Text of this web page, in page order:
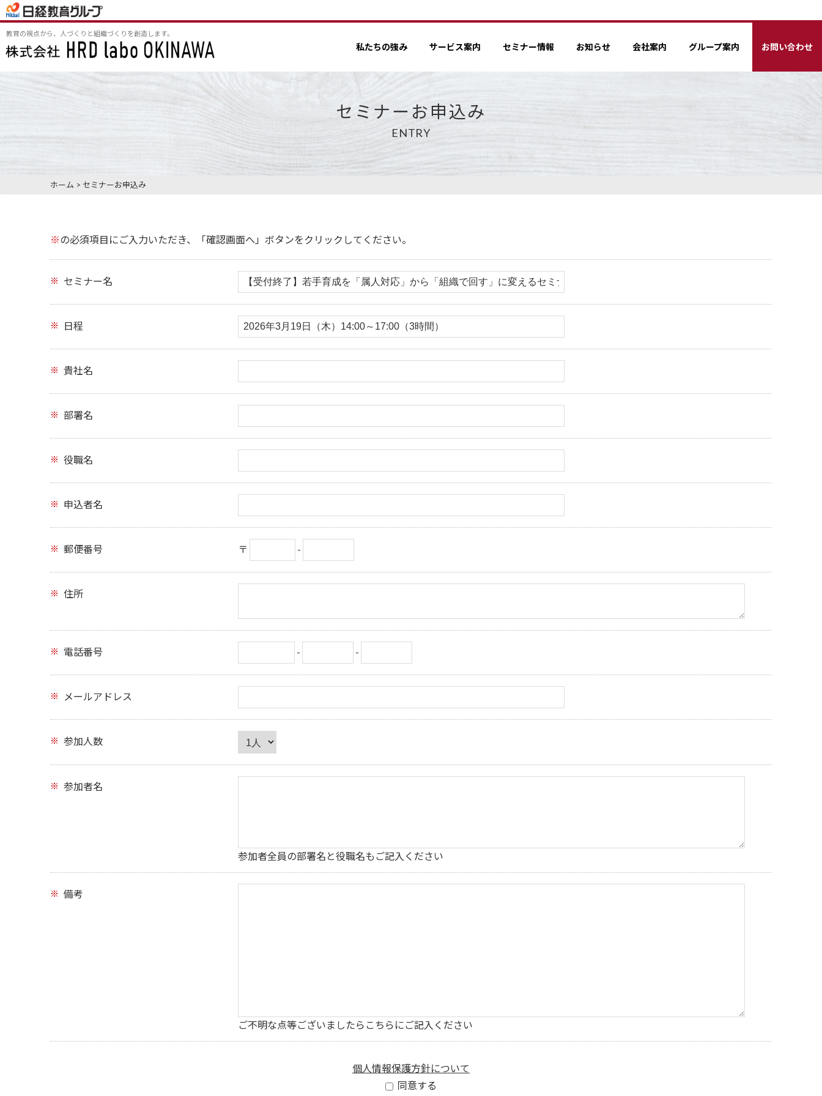
教育の視点から、人づくりと組織づくりを創造します。
私たちの強み サービス案内 セミナー情報 お知らせ 会社案内 グループ案内 お問い合わせ
セミナーお申込み
ENTRY
ホーム > セミナーお申込み
※の必須項目にご入力いただき、「確認画面へ」ボタンをクリックしてください。
セミナー名
日程
貴社名
部署名
役職名
申込者名
郵便番号 〒 -
住所
電話番号 - -
メールアドレス
参加人数
参加者名
参加者全員の部署名と役職名もご記入ください
備考
ご不明な点等ございましたらこちらにご記入ください
個人情報保護方針について
同意する